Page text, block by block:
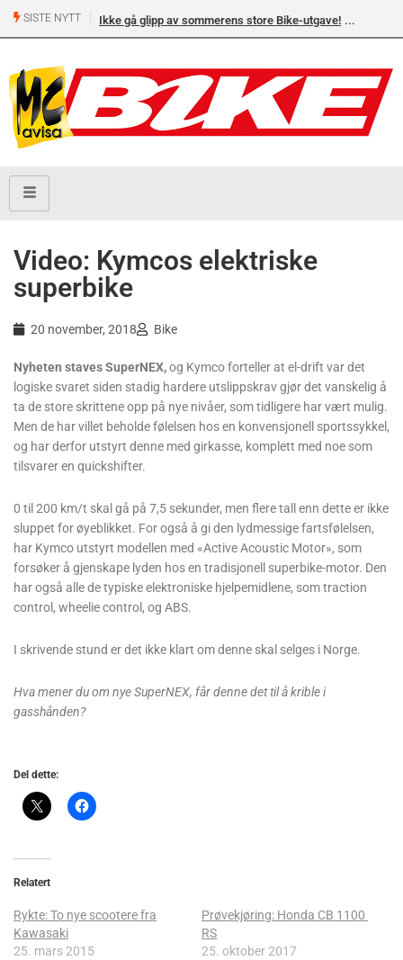
SISTE NYTT Ikke gå glipp av sommerens store Bike-utgave!
Video: Kymcos elektriske
superbike
20 november, 2018 Bike
Nyheten staves SuperNEX,og Kymco forteller at el-drift var det
logiske svaret siden stadig hardere utslippskrav gjør det vanskelig å
ta de store skrittene opp på nye nivåer, som tidligere har vært mulig.
Men de har villet beholde følelsen hos en konvensjonell sportssykkel,
og har derfor utstyrt denne med girkasse, komplett med noe som
tilsvarer en quickshifter.
0 til 200 km/t skal gå på 7,5 sekunder, men flere tall enn dette er ikke
sluppet for øyeblikket. For også å gi den lydmessige fartsfølelsen,
har Kymco utstyrt modellen med «Active Acoustic Motor», som
forsøker å gjenskape lyden hos en tradisjonell superbike-motor. Den
har også alle de typiske elektroniske hjelpemidlene, som traction
control, wheelie control, og ABS.
I skrivende stund er det ikke klart om denne skal selges i Norge.
Hva mener du om nye SuperNEX, får denne det til å krible i
gasshånden?
Del dette:
Relatert
Rykte: To nye scootere fra
Kawasaki
25. mars 2015
Prøvekjøring: Honda CB 1100
RS
25. oktober 2017